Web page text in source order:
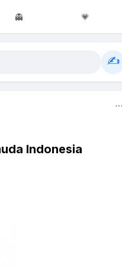
👻 💗
✍️
⋯
Indonesia